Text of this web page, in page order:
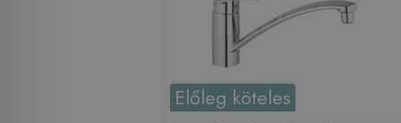
Előleg köteles